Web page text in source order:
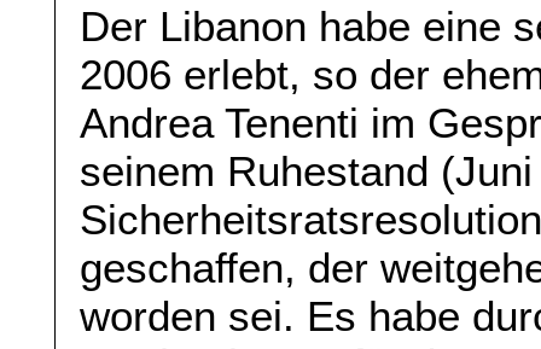
Der Libanon habe eine
2006 erlebt, so der
Andrea Tenenti im
seinem Ruhestand
geschaffen, der
worden sei. Es habe